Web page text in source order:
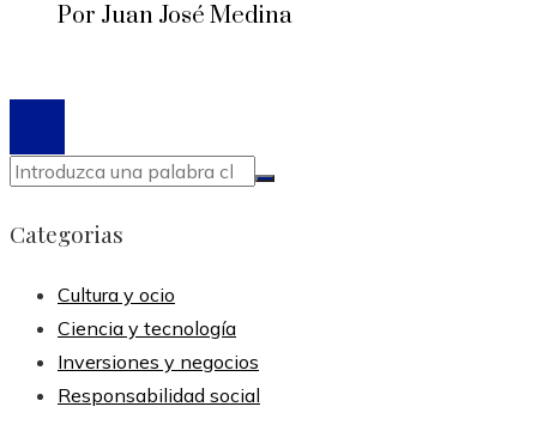
Por Juan José Medina
Categorias
Cultura y ocio
Ciencia y tecnología
Inversiones y negocios
Responsabilidad social